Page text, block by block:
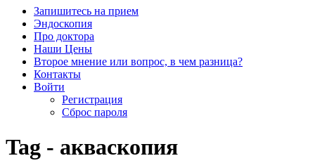
Запишитесь на прием
Эндоскопия
Про доктора
Наши Цены
Второе мнение или вопрос, в чем разница?
Контакты
Войти
Регистрация
Сброс пароля
Tag - акваскопия